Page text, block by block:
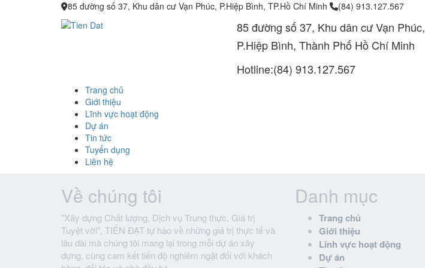
85 đường số 37, Khu dân cư Vạn Phúc, P.Hiệp Bình, TP.Hồ Chí Minh (84) 913.127.567
85 đường số 37, Khu dân cư Vạn Phúc,
P.Hiệp Bình, Thành Phố Hồ Chí Minh
Hotline:(84) 913.127.567
Trang chủ
Giới thiệu
Lĩnh vực hoạt động
Dự án
Tin tức
Tuyển dụng
Liên hệ
Về chúng tôi
"Xây dựng Chất lượng, Dịch vụ Trung thực, Giá trị
Tuyệt vời", TIẾN ĐẠT tự hào về những giá trị thực tế và
lâu dài mà chúng tôi mang lại trong mỗi dự án xây
dựng, cùng cam kết tiến độ nghiêm ngặt đối với khách
Danh mục
Trang chủ
Giới thiệu
Lĩnh vực hoạt động
Dự án